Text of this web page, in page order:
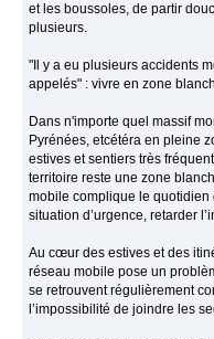
et les boussoles, de partir
plusieurs.
"Il y a eu plusieurs accidents
appelés" : vivre en zone
Dans n'importe quel massif
Pyrénées, etcétéra en pleine
estives et sentiers très
territoire reste une zone
mobile complique le quotidien
situation d’urgence, retarder
Au cœur des estives et des
réseau mobile pose un
se retrouvent régulièrement
l’impossibilité de joindre les